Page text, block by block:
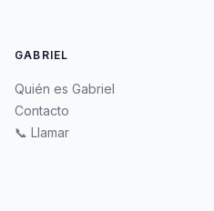
GABRIEL
Quién es Gabriel
Contacto
📞 Llamar